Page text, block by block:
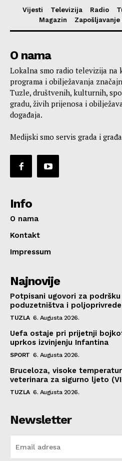
Vijesti Televizija Radio
Magazin
O nama
Lokalna smo radio televizija na
programa i obilježavanja
Tuzle, društvenih, kulturnih,
gradu, živih prijenosa i
događaja.
Medijski smo servis grada i
Info
O nama
Kontakt
Impressum
Najnovije
Potpisani ugovori za
poduzetništva i poljoprivrede
TUZLA 6. Augusta 2026.
Uefa ostaje pri prijetnji
uprkos izvinjenju Infantina
SPORT 6. Augusta 2026.
Bruceloza, visoke
veterinara za sigurno ljeto
TUZLA 6. Augusta 2026.
Newsletter